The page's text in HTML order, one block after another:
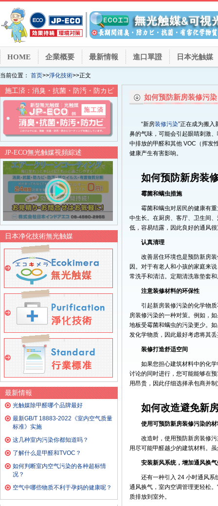
HOME 企業概要 最新情報 進口單證 日本光触媒
当前位置： 首页>>淨化技術>>正文
如何预防新房装修污
“新房装修污染”正在成为搬
鼻的气味，可能会引起眼睛刺激
中排放的甲醛和其他 VOC（挥发
健康产生有害影响。
如何预防新房装
霉菌和螨虫措施
霉菌和螨虫对居民的健康有
中生长。在厨房、客厅、卫生间
低，容易结露，因此良好的通风
认真清理
改善居住环境也是预防新房
因。对于有老人和小孩的家庭来
常洗手和清洁。定期清洗靠垫套
注意装修材料的环保性
引起新房装修污染的化学物
房装修污染的一种对策。例如，
地板受霉菌和螨虫的污染更少。
发化学物质，因此最好考虑将其
装修打造舒适空间
如果您担心建筑材料中的化
讨论的同时进行，您可能能够在
用昂贵，因此仔细选择承包商并
如何改造避免新
使用可预防新房装修污染的
改造时，使用预防新房装修
用尽可能甲醛越少的建筑材料。
安装新风系统，增加通风换
还有一种引入 24 小时通风系
通风换气，室内空调管理更轻松
质排放到室外。
施工済：消臭・抗菌・防汚・防カビ
JP-ECO無光触媒視頻綜述
日本净化技術無光触媒
最新情報
光触媒除甲醛哪个品牌最好
最新GB/T 18883-2022《室内空气质量
标准》实施
这几种室内污染你都知道吗？
了解什么是甲醛和TVOC？
如何判断室内空气污染的各种超标情
况？
空气中哪些物质不利于孕妈的健康呢？